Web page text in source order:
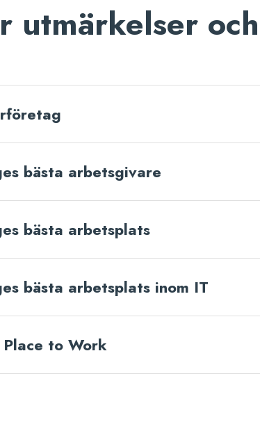
utmärkelser
bästa arbetsgivare
bästa arbetsplats
bästa arbetsplats inom IT
to Work